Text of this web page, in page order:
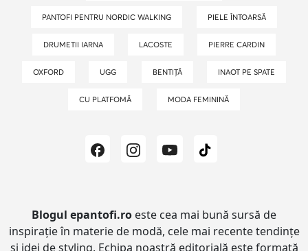
PANTOFI PENTRU NORDIC WALKING PIELE ÎNTOARSĂ
DRUMETII IARNA LACOSTE PIERRE CARDIN
OXFORD UGG BENTIȚĂ INAOT PE SPATE
CU PLATFOMĂ MODA FEMININĂ
Blogul epantofi.ro este cea mai bună sursă de
inspirație în materie de modă, cele mai recente tendințe
și idei de styling. Echipa noastră editorială este formată